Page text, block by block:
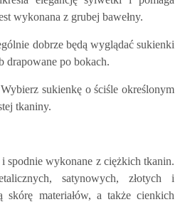
wykonana z grubej bawełny.
dobrze będą wyglądać sukienki
drapowane po bokach.
sukienkę o ściśle określonym
tkaniny.
spodnie wykonane z ciężkich tkanin.
satynowych, złotych i
skórę materiałów, a także cienkich